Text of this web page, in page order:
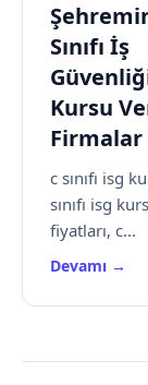
Sınıfı İş
Kursu
Firmalar
c sınıfı isg
sınıfı isg
fiyatları, c...
Devamı →